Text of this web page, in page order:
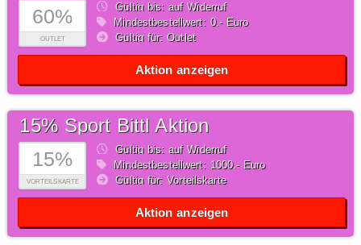
60%
OUTLET
Gültig bis: auf Widerruf
Mindestbestellwert: 0,- Euro
Gültig für: Outlet
Aktion anzeigen
15%
VORTEILSKARTE
15% Sport Bittl Aktion
Gültig bis: auf Widerruf
Mindestbestellwert: 1000,- Euro
Gültig für: Vorteilskarte
Aktion anzeigen